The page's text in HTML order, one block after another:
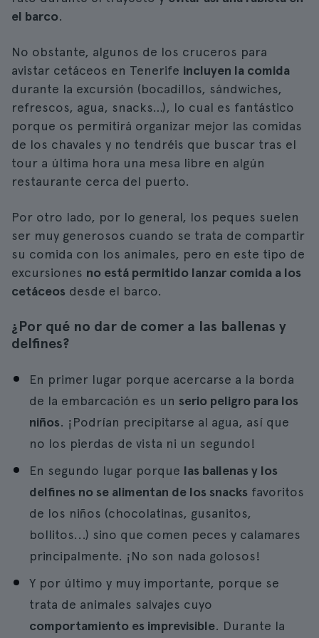
el barco.
No obstante, algunos de los cruceros para
avistar cetáceos en Tenerife incluyen la comida
durante la excursión (bocadillos, sándwiches,
refrescos, agua, snacks…), lo cual es fantástico
porque os permitirá organizar mejor las comidas
de los chavales y no tendréis que buscar tras el
tour a última hora una mesa libre en algún
restaurante cerca del puerto.
Por otro lado, por lo general, los peques suelen
ser muy generosos cuando se trata de compartir
su comida con los animales, pero en este tipo de
excursiones no está permitido lanzar comida a los
cetáceos desde el barco.
¿Por qué no dar de comer a las ballenas y
delfines?
En primer lugar porque acercarse a la borda
de la embarcación es un serio peligro para los
niños. ¡Podrían precipitarse al agua, así que
no los pierdas de vista ni un segundo!
En segundo lugar porque las ballenas y los
delfines no se alimentan de los snacks favoritos
de los niños (chocolatinas, gusanitos,
bollitos...) sino que comen peces y calamares
principalmente. ¡No son nada golosos!
Y por último y muy importante, porque se
trata de animales salvajes cuyo
comportamiento es imprevisible. Durante la